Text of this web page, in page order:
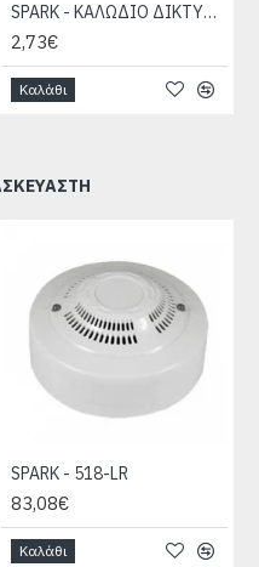
SPARK - ΚΑΛΩΔΙΟ ΔΙΚΤΥΟΥ CAT6E 5m
2,73€
Καλάθι
SPARK - 518-LR
83,08€
Καλάθι